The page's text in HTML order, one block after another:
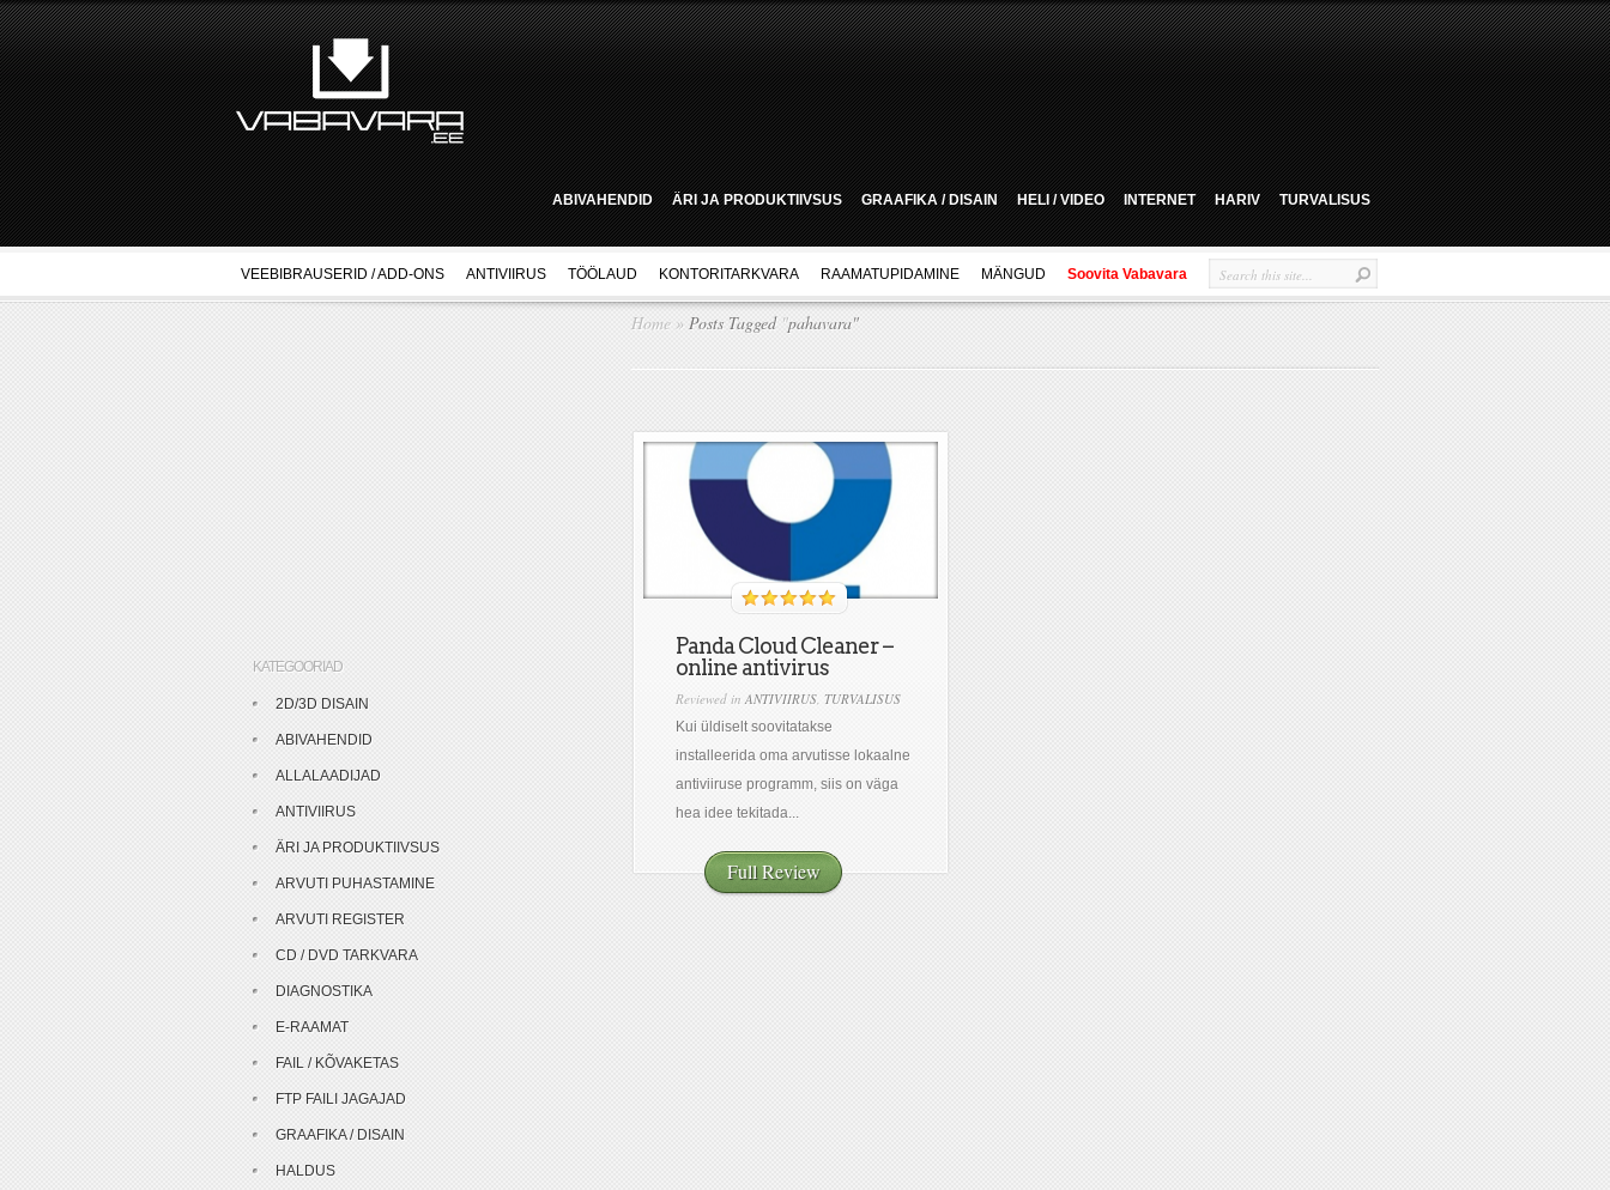
ABIVAHENDID ÄRI JA PRODUKTIIVSUS GRAAFIKA / DISAIN HELI / VIDEO INTERNET HARIV TURVALISUS
VEEBIBRAUSERID / ADD-ONS ANTIVIIRUS TÖÖLAUD KONTORITARKVARA RAAMATUPIDAMINE MÄNGUD Soovita Vabavara
Home » Posts Tagged "pahavara"
Panda Cloud Cleaner –
online antivirus
Reviewed in ANTIVIIRUS, TURVALISUS
Kui üldiselt soovitatakse
installeerida oma arvutisse lokaalne
antiviiruse programm, siis on väga
hea idee tekitada...
Full Review
KATEGOORIAD
2D/3D DISAIN
ABIVAHENDID
ALLALAADIJAD
ANTIVIIRUS
ÄRI JA PRODUKTIIVSUS
ARVUTI PUHASTAMINE
ARVUTI REGISTER
CD / DVD TARKVARA
DIAGNOSTIKA
E-RAAMAT
FAIL / KÕVAKETAS
FTP FAILI JAGAJAD
GRAAFIKA / DISAIN
HALDUS